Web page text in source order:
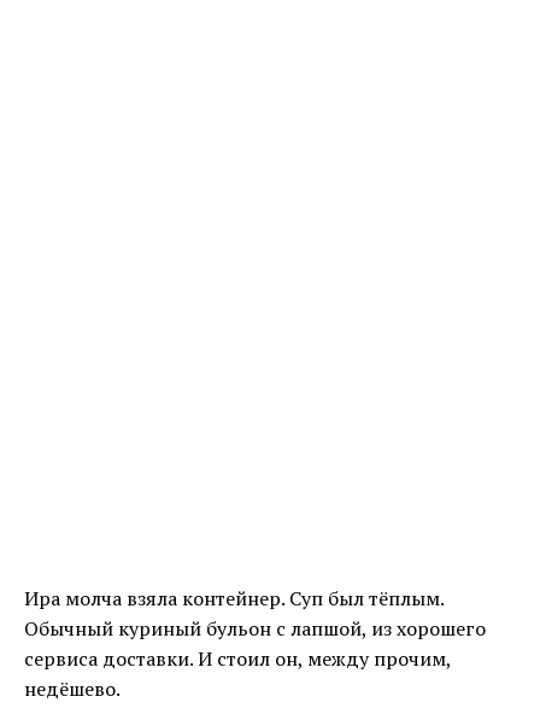
Ира молча взяла контейнер. Суп был тёплым.
Обычный куриный бульон с лапшой, из хорошего
сервиса доставки. И стоил он, между прочим,
недёшево.